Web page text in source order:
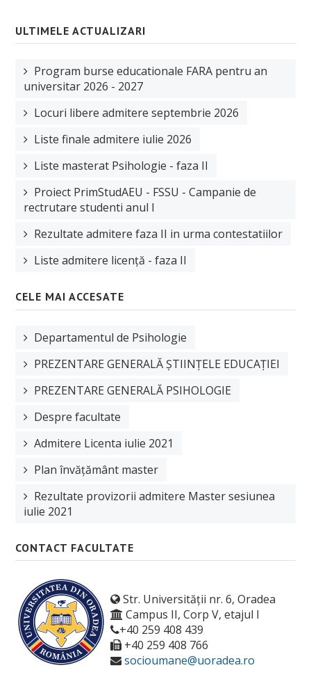
ULTIMELE ACTUALIZARI
Program burse educationale FARA pentru an
universitar 2026 - 2027
Locuri libere admitere septembrie 2026
Liste finale admitere iulie 2026
Liste masterat Psihologie - faza II
Proiect PrimStudAEU - FSSU - Campanie de
rectrutare studenti anul I
Rezultate admitere faza II in urma contestatiilor
Liste admitere licență - faza II
CELE MAI ACCESATE
Departamentul de Psihologie
PREZENTARE GENERALĂ ȘTIINȚELE EDUCAȚIEI
PREZENTARE GENERALĂ PSIHOLOGIE
Despre facultate
Admitere Licenta iulie 2021
Plan învățământ master
Rezultate provizorii admitere Master sesiunea
iulie 2021
CONTACT FACULTATE
Str. Universității nr. 6, Oradea
Campus II, Corp V, etajul I
+40 259 408 439
+40 259 408 766
socioumane@uoradea.ro